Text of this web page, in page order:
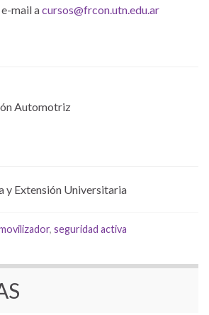
mail acursos@frcon.utn.edu.ar
Automotriz
y Extensión Universitaria
, seguridad activa